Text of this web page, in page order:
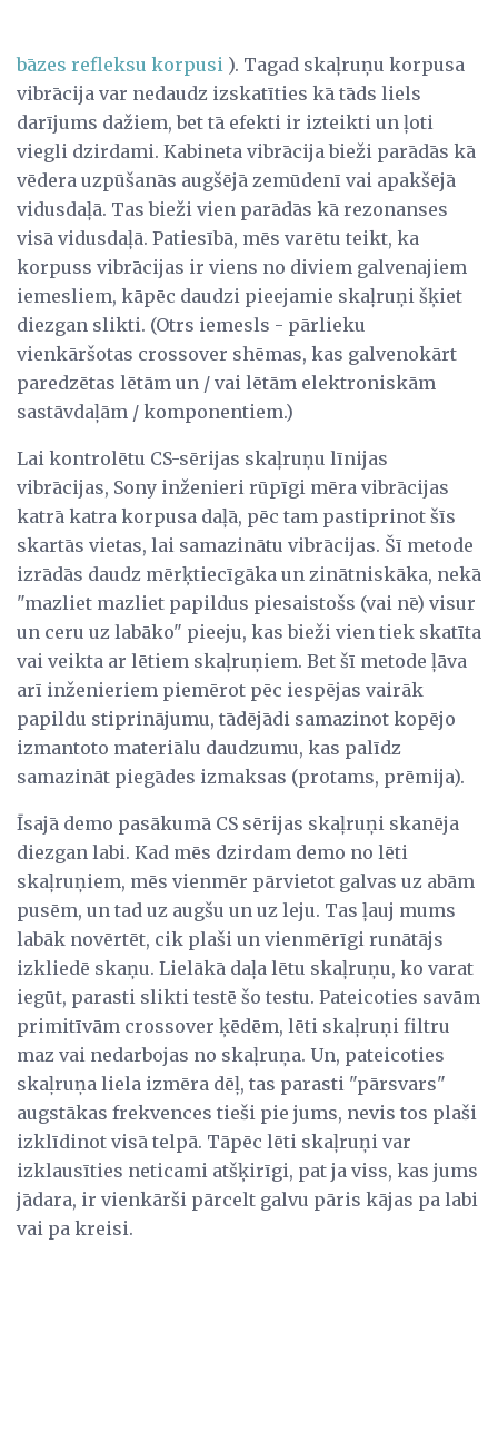
bāzes refleksu korpusi ). Tagad skaļruņu korpusa
vibrācija var nedaudz izskatīties kā tāds liels
darījums dažiem, bet tā efekti ir izteikti un ļoti
viegli dzirdami. Kabineta vibrācija bieži parādās kā
vēdera uzpūšanās augšējā zemūdenī vai apakšējā
vidusdaļā. Tas bieži vien parādās kā rezonanses
visā vidusdaļā. Patiesībā, mēs varētu teikt, ka
korpuss vibrācijas ir viens no diviem galvenajiem
iemesliem, kāpēc daudzi pieejamie skaļruņi šķiet
diezgan slikti. (Otrs iemesls - pārlieku
vienkāršotas crossover shēmas, kas galvenokārt
paredzētas lētām un / vai lētām elektroniskām
sastāvdaļām / komponentiem.)
Lai kontrolētu CS-sērijas skaļruņu līnijas
vibrācijas, Sony inženieri rūpīgi mēra vibrācijas
katrā katra korpusa daļā, pēc tam pastiprinot šīs
skartās vietas, lai samazinātu vibrācijas. Šī metode
izrādās daudz mērķtiecīgāka un zinātniskāka, nekā
"mazliet mazliet papildus piesaistošs (vai nē) visur
un ceru uz labāko" pieeju, kas bieži vien tiek skatīta
vai veikta ar lētiem skaļruņiem. Bet šī metode ļāva
arī inženieriem piemērot pēc iespējas vairāk
papildu stiprinājumu, tādējādi samazinot kopējo
izmantoto materiālu daudzumu, kas palīdz
samazināt piegādes izmaksas (protams, prēmija).
Īsajā demo pasākumā CS sērijas skaļruņi skanēja
diezgan labi. Kad mēs dzirdam demo no lēti
skaļruņiem, mēs vienmēr pārvietot galvas uz abām
pusēm, un tad uz augšu un uz leju. Tas ļauj mums
labāk novērtēt, cik plaši un vienmērīgi runātājs
izkliedē skaņu. Lielākā daļa lētu skaļruņu, ko varat
iegūt, parasti slikti testē šo testu. Pateicoties savām
primitīvām crossover ķēdēm, lēti skaļruņi filtru
maz vai nedarbojas no skaļruņa. Un, pateicoties
skaļruņa liela izmēra dēļ, tas parasti "pārsvars"
augstākas frekvences tieši pie jums, nevis tos plaši
izklīdinot visā telpā. Tāpēc lēti skaļruņi var
izklausīties neticami atšķirīgi, pat ja viss, kas jums
jādara, ir vienkārši pārcelt galvu pāris kājas pa labi
vai pa kreisi.